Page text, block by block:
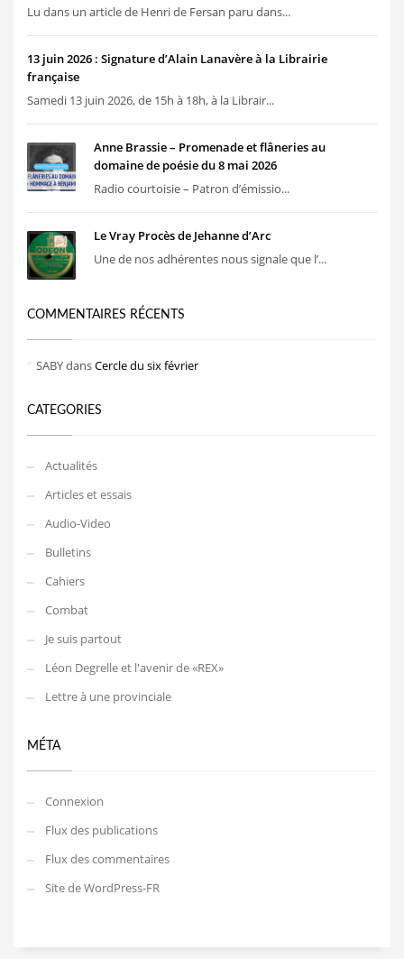
Lu dans un article de Henri de Fersan paru dans...
13 juin 2026 : Signature d’Alain Lanavère à la Librairie
française
Samedi 13 juin 2026, de 15h à 18h, à la Librair...
Anne Brassie – Promenade et flâneries au
domaine de poésie du 8 mai 2026
Radio courtoisie – Patron d’émissio...
Le Vray Procès de Jehanne d’Arc
Une de nos adhérentes nous signale que l’...
COMMENTAIRES RÉCENTS
SABYdansCercle du six février
CATEGORIES
Actualités
Articles et essais
Audio-Video
Bulletins
Cahiers
Combat
Je suis partout
Léon Degrelle et l'avenir de «REX»
Lettre à une provinciale
MÉTA
Connexion
Flux des publications
Flux des commentaires
Site de WordPress-FR